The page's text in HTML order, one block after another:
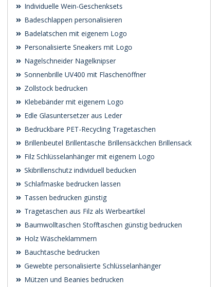
Individuelle Wein-Geschenksets
Badeschlappen personalisieren
Badelatschen mit eigenem Logo
Personalisierte Sneakers mit Logo
Nagelschneider Nagelknipser
Sonnenbrille UV400 mit Flaschenöffner
Zollstock bedrucken
Klebebänder mit eigenem Logo
Edle Glasuntersetzer aus Leder
Bedruckbare PET-Recycling Tragetaschen
Brillenbeutel Brillentasche Brillensäckchen Brillensack
Filz Schlüsselanhänger mit eigenem Logo
Skibrillenschutz individuell beducken
Schlafmaske bedrucken lassen
Tassen bedrucken günstig
Tragetaschen aus Filz als Werbeartikel
Baumwolltaschen Stofftaschen günstig bedrucken
Holz Wäscheklammern
Bauchtasche bedrucken
Gewebte personalisierte Schlüsselanhänger
Mützen und Beanies bedrucken